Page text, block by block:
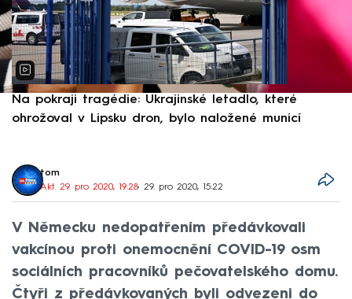
Na pokraji tragédie: Ukrajinské letadlo, které
ohrožoval v Lipsku dron, bylo naložené municí
tom
Akt. 29. pro 2020, 19:28• 29. pro 2020, 15:22
V Německu nedopatřením předávkovali
vakcínou proti onemocnění COVID-19 osm
sociálních pracovníků pečovatelského domu.
Čtyři z předávkovaných byli odvezeni do